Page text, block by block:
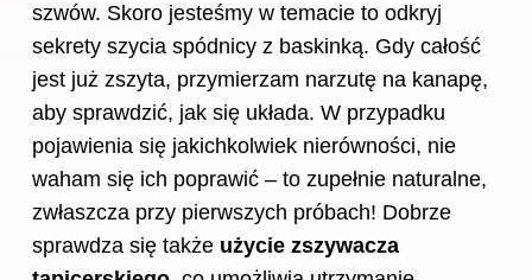
szwów. Skoro jesteśmy w temacie to odkryj
sekrety szycia spódnicy z baskinką. Gdy całość
jest już zszyta, przymierzam narzutę na kanapę,
aby sprawdzić, jak się układa. W przypadku
pojawienia się jakichkolwiek nierówności, nie
waham się ich poprawić – to zupełnie naturalne,
zwłaszcza przy pierwszych próbach! Dobrze
sprawdza się także użycie zszywacza